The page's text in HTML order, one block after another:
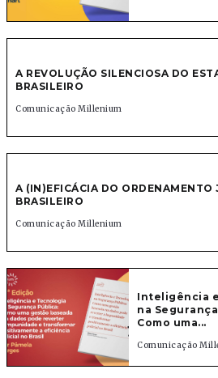
A REVOLUÇÃO SILENCIOSA DO
BRASILEIRO
Comunicação Millenium
A (IN)EFICÁCIA DO ORDENAMENTO
BRASILEIRO
Comunicação Millenium
Inteligência
na
Como uma...
Comunicação